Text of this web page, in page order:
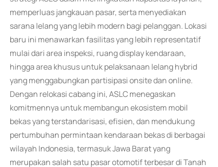
memperluas jangkauan pasar, serta menyediakan
sarana lelang yang lebih modern bagi pelanggan. Lokasi
baru ini menawarkan fasilitas yang lebih representatif
mulai dari area inspeksi, ruang display kendaraan,
hingga area khusus untuk pelaksanaan lelang hybrid
yang menggabungkan partisipasi onsite dan online.
Dengan relokasi cabang ini, ASLC menegaskan
komitmennya untuk membangun ekosistem mobil
bekas yang terstandarisasi, efisien, dan mendukung
pertumbuhan permintaan kendaraan bekas di berbagai
wilayah Indonesia, termasuk Jawa Barat yang
merupakan salah satu pasar otomotif terbesar di Tanah